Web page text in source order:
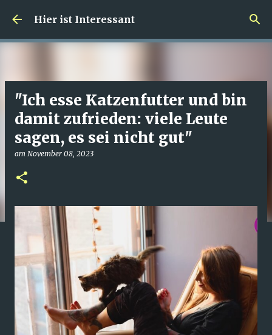
Direkt zum Hauptbereich
Hier ist Interessant
"Ich esse Katzenfutter und bin
damit zufrieden: viele Leute
sagen, es sei nicht gut"
am November 08, 2023